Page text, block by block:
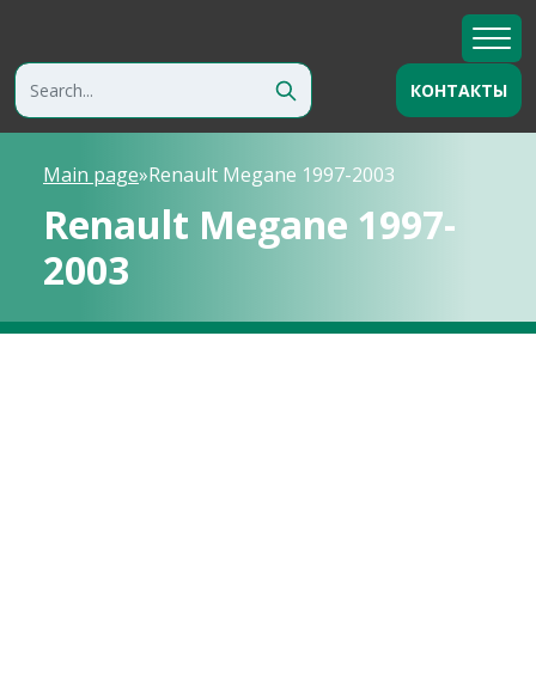
КОНТАКТЫ
Main page»Renault Megane 1997-2003
Renault Megane 1997-
2003